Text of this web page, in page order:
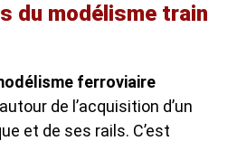
du modélisme train
ferroviaire
de l’acquisition d’un
et de ses rails. C’est